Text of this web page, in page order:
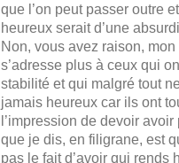
que l’on peut passer outre
heureux serait d’une
Non, vous avez raison,
s’adresse plus à ceux qui
stabilité et qui malgré tout
jamais heureux car ils ont
l’impression de devoir avoir
que je dis, en filigrane, est
pas le fait d’avoir qui rends